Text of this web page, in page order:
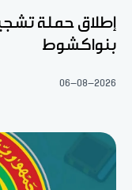
إطلاق حملة
بنواكشوط
06-08-2026